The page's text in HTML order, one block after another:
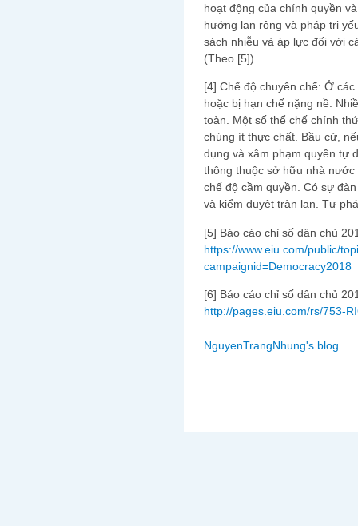
hoạt động của chính quyền
hướng lan rộng và pháp trị
sách nhiễu và áp lực đối với
(Theo [5])
[4] Chế độ chuyên chế: Ở
hoặc bị hạn chế nặng nề.
toàn. Một số thể chế chính
chúng ít thực chất. Bầu cử,
dụng và xâm phạm quyền tự
thông thuộc sở hữu nhà
chế độ cầm quyền. Có sự
và kiểm duyệt tràn lan. Tư
[5] Báo cáo chỉ số dân chủ
https://www.eiu.com/public/
campaignid=Democracy2018
[6] Báo cáo chỉ số dân chủ
http://pages.eiu.com/rs/753-
NguyenTrangNhung's blog